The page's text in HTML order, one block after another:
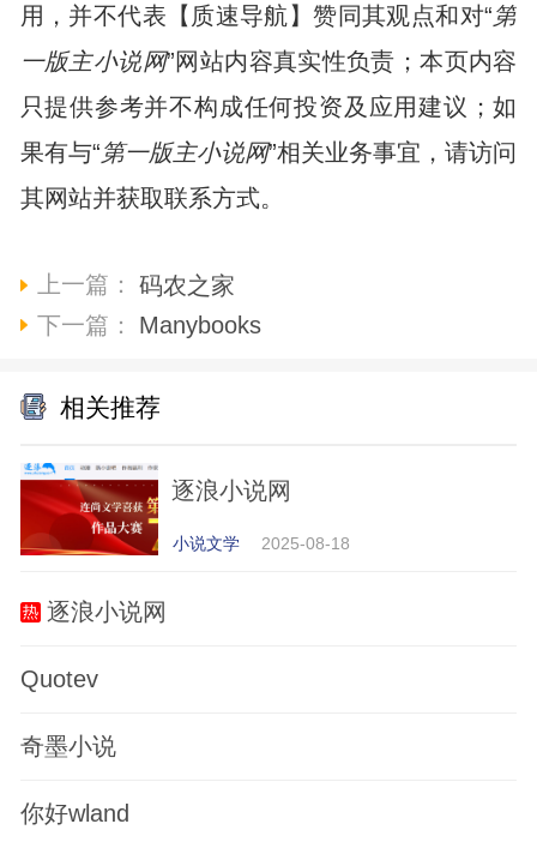
用，并不代表【质速导航】赞同其观点和对“第
一版主小说网”网站内容真实性负责；本页内容
只提供参考并不构成任何投资及应用建议；如
果有与“第一版主小说网”相关业务事宜，请访问
其网站并获取联系方式。
上一篇：
码农之家
下一篇：
Manybooks
相关推荐
逐浪小说网
小说文学 2025-08-18
逐浪小说网
Quotev
奇墨小说
你好wland